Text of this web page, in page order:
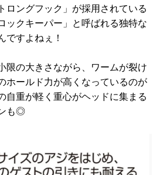
ロングフック」が採用されている
ックキーパー」と呼ばれる独特な
ですよねぇ！
限の大きさながら、ワームが裂け
ホールド力が高くなっているのが
自重が軽く重心がヘッドに集まる
も◎